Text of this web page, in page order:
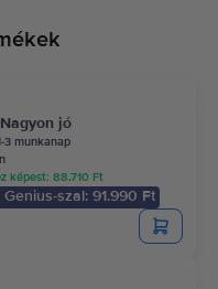
jó
3 munkanap
képest: 88.710 Ft
szal: 91.990 Ft